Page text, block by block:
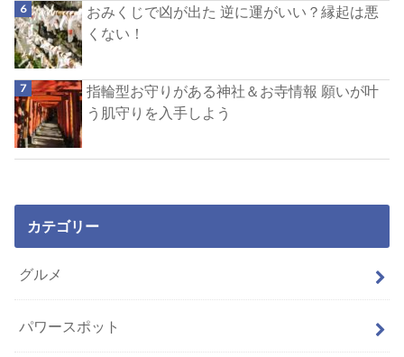
おみくじで凶が出た 逆に運がいい？縁起は悪
くない！
指輪型お守りがある神社＆お寺情報 願いが叶
う肌守りを入手しよう
カテゴリー
グルメ
パワースポット